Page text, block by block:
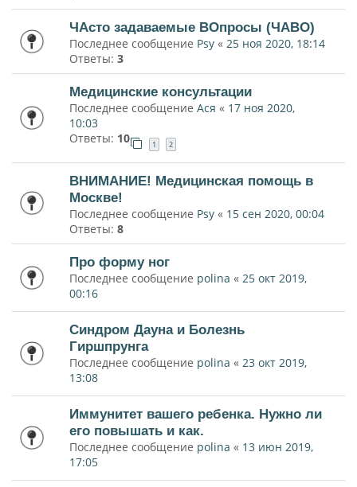
ЧАсто задаваемые ВОпросы (ЧАВО)
Последнее сообщение Psy « 25 ноя 2020, 18:14
Ответы: 3
Медицинские консультации
Последнее сообщение Ася « 17 ноя 2020,
10:03
Ответы: 10 1 2
ВНИМАНИЕ! Медицинская помощь в
Москве!
Последнее сообщение Psy « 15 сен 2020, 00:04
Ответы: 8
Про форму ног
Последнее сообщение polina « 25 окт 2019,
00:16
Синдром Дауна и Болезнь
Гиршпрунга
Последнее сообщение polina « 23 окт 2019,
13:08
Иммунитет вашего ребенка. Нужно ли
его повышать и как.
Последнее сообщение polina « 13 июн 2019,
17:05